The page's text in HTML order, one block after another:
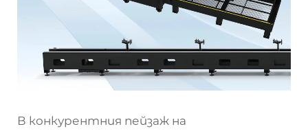
В конкурентния пейзаж на